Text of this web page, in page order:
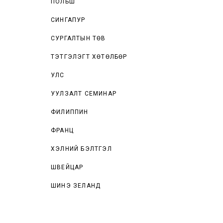
ПОЛЬШ
СИНГАПУР
СУРГАЛТЫН ТӨВ
ТЭТГЭЛЭГТ ХӨТӨЛБӨР
УЛС
УУЛЗАЛТ СЕМИНАР
ФИЛИППИН
ФРАНЦ
ХЭЛНИЙ БЭЛТГЭЛ
ШВЕЙЦАР
ШИНЭ ЗЕЛАНД